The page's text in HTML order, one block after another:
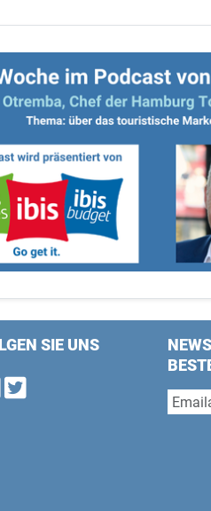
SIE UNS
Find us on
Follow us on